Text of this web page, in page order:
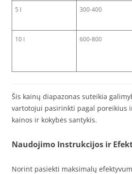
5 l 300-400
10 l 600-800
Šis kainų diapazonas suteikia
vartotojui pasirinkti pagal poreikius
kainos ir kokybės santykis.
Naudojimo Instrukcijos ir
Norint pasiekti maksimalų